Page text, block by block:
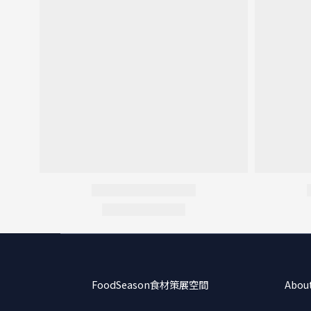
FoodSeason食材策展空間